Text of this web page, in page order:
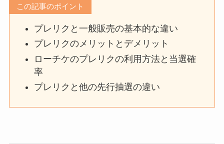
この記事のポイント
プレリクと一般販売の基本的な違い
プレリクのメリットとデメリット
ローチケのプレリクの利用方法と当選確
率
プレリクと他の先行抽選の違い